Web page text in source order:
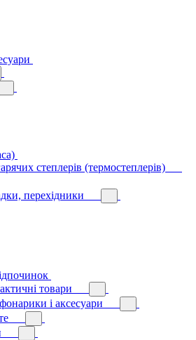
степлерів (термостеплерів)
перехідники
товари
і аксесуари